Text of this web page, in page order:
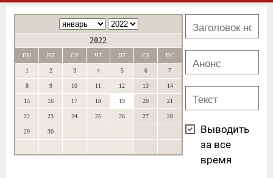
2022
ПН ВТ СР ЧТ ПТ СБ ВС
1 2 3 4 5 6 7
8 9 10 11 12 13 14
15 16 17 18 19 20 21
22 23 24 25 26 27 28
29 30
Выводить
за все
время